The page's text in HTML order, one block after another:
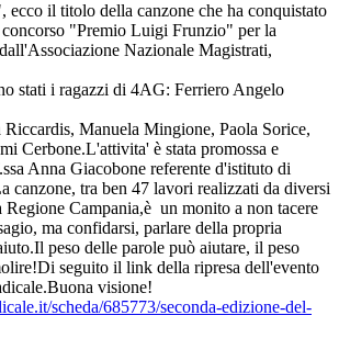
ecco il titolo della canzone che ha conquistato
"Premio Luigi Frunzio" per la
Nazionale Magistrati,
stati i ragazzi di 4AG: Ferriero Angelo
Manuela Mingione, Paola Sorice,
Cerbone.L'attivita' è stata promossa e
Anna Giacobone referente d'istituto di
canzone, tra ben 47 lavori realizzati da diversi
Campania,è un monito a non tacere
ma confidarsi, parlare della propria
peso delle parole può aiutare, il peso
seguito il link della ripresa dell'evento
visione!
scheda/685773/seconda-edizione-del-